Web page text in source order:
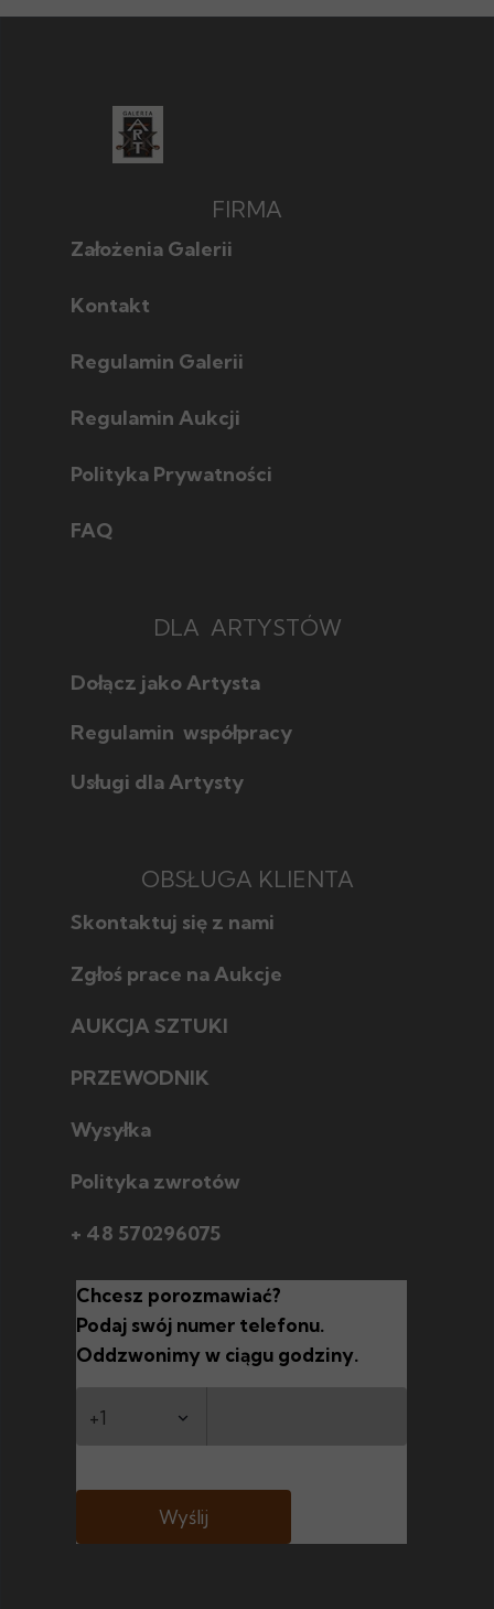
Chcesz porozmawiać?
Podaj swój numer telefonu.
Oddzwonimy w ciągu godziny.
Wyślij
FIRMA
Założenia Galerii
Kontakt
Regulamin Galerii
Regulamin Aukcji
Polityka Prywatności
FAQ
DLA ARTYSTÓW
Dołącz jako Artysta
Regulamin współpracy
Usługi dla Artysty
OBSŁUGA KLIENTA
Skontaktuj się z nami
Zgłoś prace na Aukcje
AUKCJA SZTUKI
Jak licytować
Jak sprzedać
PRZEWODNIK
Poznaj style w sztuce
Wysyłka
Polityka zwrotów
+ 48 570296075